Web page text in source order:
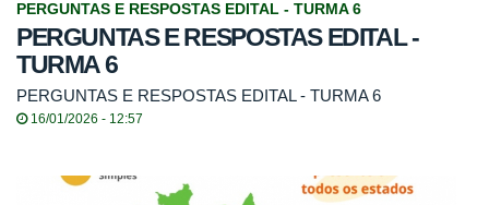
PERGUNTAS E RESPOSTAS EDITAL - TURMA 6
PERGUNTAS E RESPOSTAS EDITAL -
TURMA 6
PERGUNTAS E RESPOSTAS EDITAL - TURMA 6
16/01/2026 - 12:57